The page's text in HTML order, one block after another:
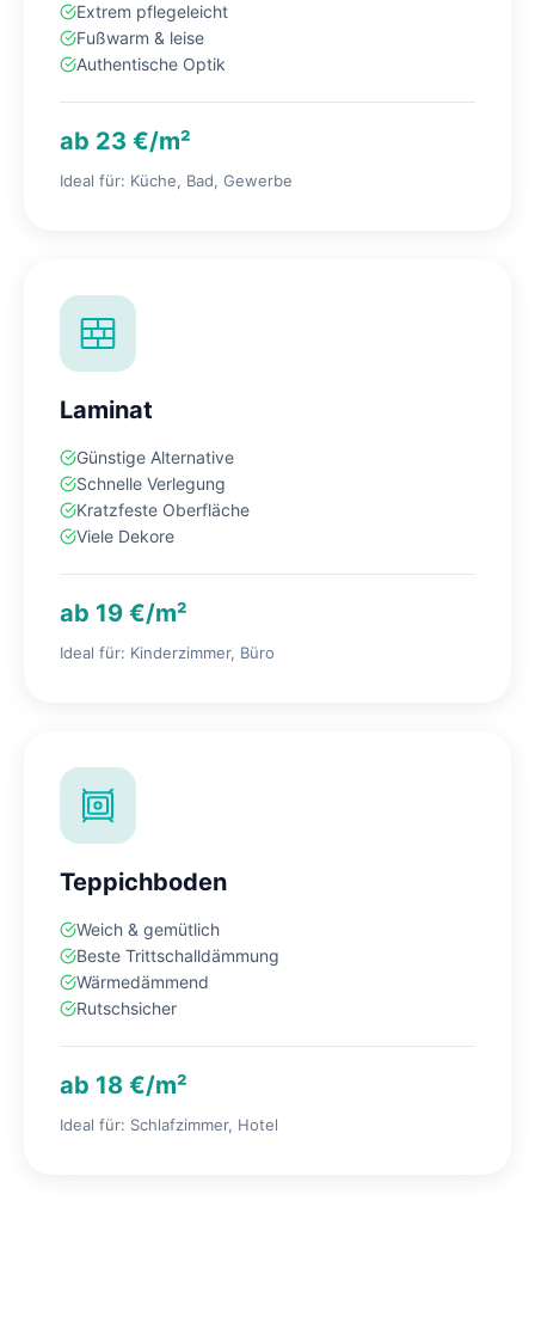
Extrem pflegeleicht
Fußwarm & leise
Authentische Optik
ab 23 €/m²
Ideal für: Küche, Bad, Gewerbe
Laminat
Günstige Alternative
Schnelle Verlegung
Kratzfeste Oberfläche
Viele Dekore
ab 19 €/m²
Ideal für: Kinderzimmer, Büro
Teppichboden
Weich & gemütlich
Beste Trittschalldämmung
Wärmedämmend
Rutschsicher
ab 18 €/m²
Ideal für: Schlafzimmer, Hotel